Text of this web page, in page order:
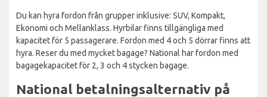
Du kan hyra fordon från grupper inklusive: SUV, Kompakt,
Ekonomi och Mellanklass. Hyrbilar finns tillgängliga med
kapacitet för 5 passagerare. Fordon med 4 och 5 dörrar finns att
hyra. Reser du med mycket bagage? National har fordon med
bagagekapacitet för 2, 3 och 4 stycken bagage.
National betalningsalternativ på